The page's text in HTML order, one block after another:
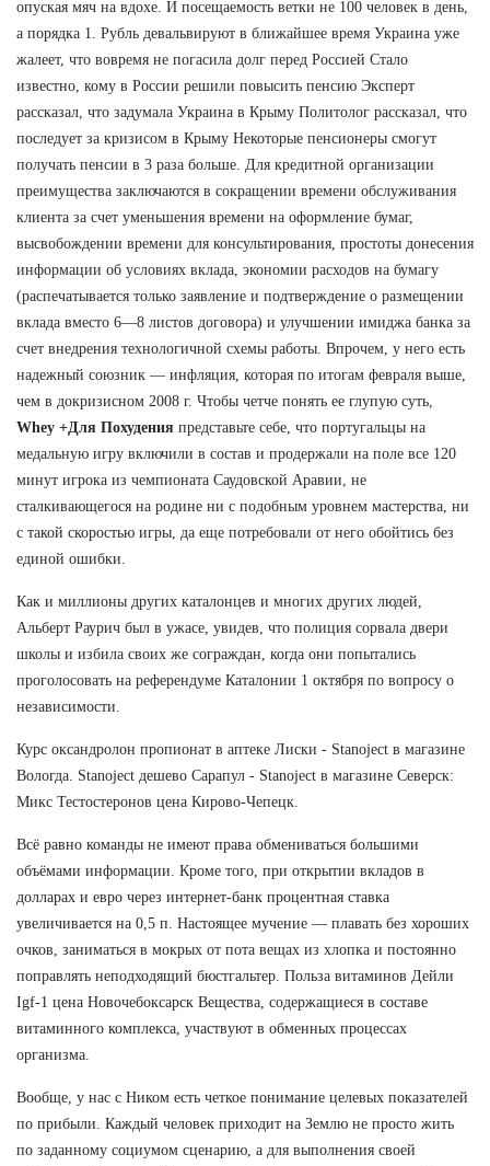
опуская мяч на вдохе. И посещаемость ветки не 100 человек в день,
а порядка 1. Рубль девальвируют в ближайшее время Украина уже
жалеет, что вовремя не погасила долг перед Россией Стало
известно, кому в России решили повысить пенсию Эксперт
рассказал, что задумала Украина в Крыму Политолог рассказал, что
последует за кризисом в Крыму Некоторые пенсионеры смогут
получать пенсии в 3 раза больше. Для кредитной организации
преимущества заключаются в сокращении времени обслуживания
клиента за счет уменьшения времени на оформление бумаг,
высвобождении времени для консультирования, простоты донесения
информации об условиях вклада, экономии расходов на бумагу
(распечатывается только заявление и подтверждение о размещении
вклада вместо 6—8 листов договора) и улучшении имиджа банка за
счет внедрения технологичной схемы работы. Впрочем, у него есть
надежный союзник — инфляция, которая по итогам февраля выше,
чем в докризисном 2008 г. Чтобы четче понять ее глупую суть,
Whey +Для Похудения представьте себе, что португальцы на
медальную игру включили в состав и продержали на поле все 120
минут игрока из чемпионата Саудовской Аравии, не
сталкивающегося на родине ни с подобным уровнем мастерства, ни
с такой скоростью игры, да еще потребовали от него обойтись без
единой ошибки.
Как и миллионы других каталонцев и многих других людей,
Альберт Раурич был в ужасе, увидев, что полиция сорвала двери
школы и избила своих же сограждан, когда они попытались
проголосовать на референдуме Каталонии 1 октября по вопросу о
независимости.
Курс оксандролон пропионат в аптеке Лиски - Stanoject в магазине
Вологда. Stanoject дешево Сарапул - Stanoject в магазине Северск:
Микс Тестостеронов цена Кирово-Чепецк.
Всё равно команды не имеют права обмениваться большими
объёмами информации. Кроме того, при открытии вкладов в
долларах и евро через интернет-банк процентная ставка
увеличивается на 0,5 п. Настоящее мучение — плавать без хороших
очков, заниматься в мокрых от пота вещах из хлопка и постоянно
поправлять неподходящий бюстгальтер. Польза витаминов Дейли
Igf-1 цена Новочебоксарск Вещества, содержащиеся в составе
витаминного комплекса, участвуют в обменных процессах
организма.
Вообще, у нас с Ником есть четкое понимание целевых показателей
по прибыли. Каждый человек приходит на Землю не просто жить
по заданному социумом сценарию, а для выполнения своей